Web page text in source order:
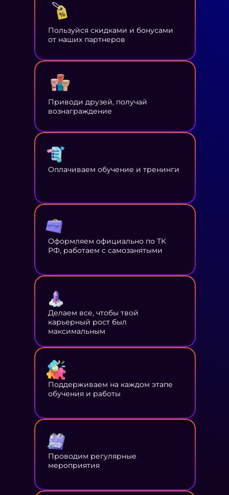
Пользуйся скидками и бонусами
от наших партнеров
Приводи друзей, получай
вознаграждение
Оплачиваем обучение и тренинги
Оформляем официально по ТК
РФ, работаем с самозанятыми
Делаем все, чтобы твой
карьерный рост был
максимальным
Поддерживаем на каждом этапе
обучения и работы
Проводим регулярные
мероприятия